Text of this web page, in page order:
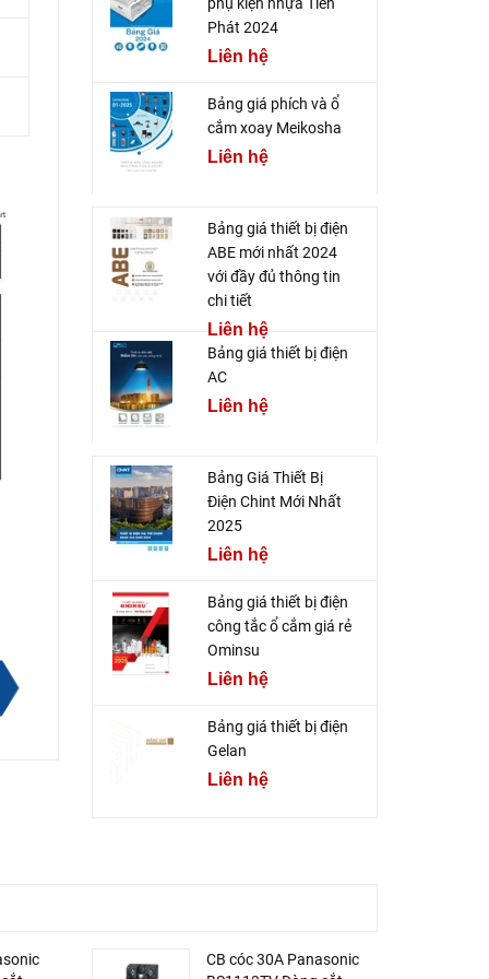
phụ kiện nhựa Tiến
Phát 2024
Liên hệ
Bảng giá phích và ổ
cắm xoay Meikosha
Liên hệ
Bảng giá thiết bị điện
ABE mới nhất 2024
với đầy đủ thông tin
chi tiết
Liên hệ
Bảng giá thiết bị điện
AC
Liên hệ
Bảng Giá Thiết Bị
Điện Chint Mới Nhất
2025
Liên hệ
Bảng giá thiết bị điện
công tắc ổ cắm giá rẻ
Ominsu
Liên hệ
Bảng giá thiết bị điện
Gelan
Liên hệ
CB cóc 30A Panasonic